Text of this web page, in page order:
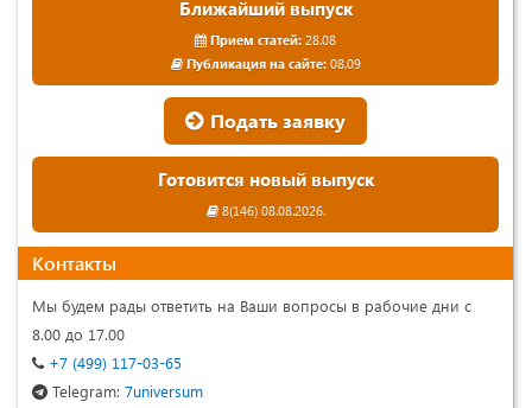
Ближайший выпуск
Прием статей: 28.08
Публикация на сайте:08.09
Подать заявку
Готовится новый выпуск
8(146) 08.08.2026.
Контакты
Мы будем рады ответить на Ваши вопросы в рабочие дни с
8.00 до 17.00
+7 (499) 117-03-65
Telegram: 7universum